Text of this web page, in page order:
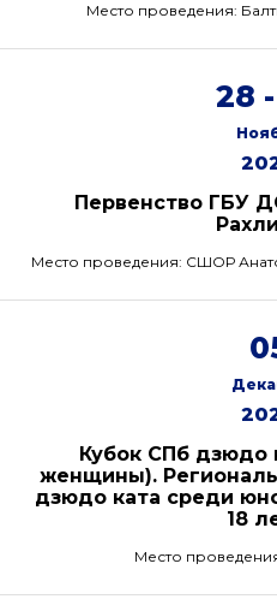
Место проведения:
28
Первенство ГБУ
Место проведения: СШОР
Кубок СПб дзюдо
женщины).
дзюдо ката среди
18
Место